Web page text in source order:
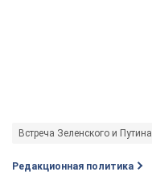
Встреча Зеленского и Путина
Редакционная политика